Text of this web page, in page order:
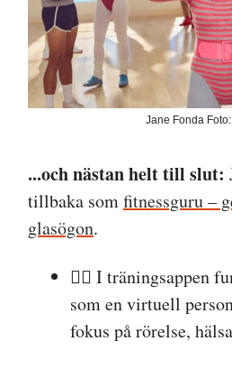
Jane Fonda
...och nästan helt till slut:
tillbaka somfitnessguru –
glasögon.
🧘‍♀️ I träningsappen
som en virtuell
fokus på rörelse,